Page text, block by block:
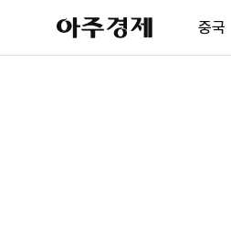
아
주
제
중국